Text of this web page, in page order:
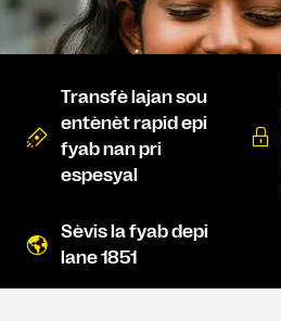
Transfè lajan sou
entènèt rapid epi
fyab nan pri
espesyal
Sèvis la fyab depi
lane 1851